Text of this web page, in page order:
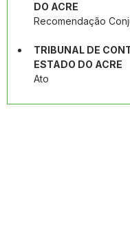
DO ACRE
Recomendação
TRIBUNAL DE
ESTADO DO ACRE
Ato